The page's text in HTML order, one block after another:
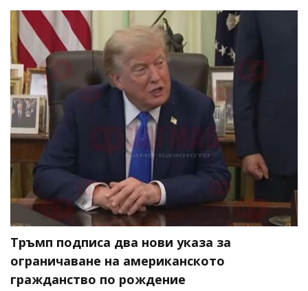
Тръмп подписа два нови указа за
ограничаване на американското
гражданство по рождение